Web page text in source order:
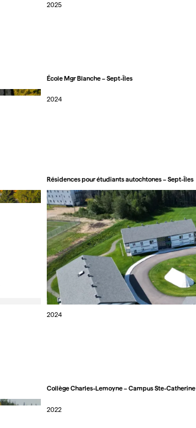
2025
École Mgr Blanche – Sept-Îles
2024
Résidences pour étudiants autochtones – Sept-Îles
2024
Collège Charles-Lemoyne – Campus Ste-Catherine
2022